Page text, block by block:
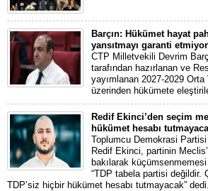
Barçın: Hükümet hayat
yansıtmayı garanti etmiyor
CTP Milletvekili Devrim
tarafından hazırlanan ve
yayımlanan 2027-2029
üzerinden hükümete
Redif Ekinci’den seçim
hükümet hesabı
Toplumcu Demokrasi
Redif Ekinci, partinin
bakılarak
“TDP tabela partisi değildir.
TDP’siz hiçbir hükümet hesabı tutmayacak” dedi.